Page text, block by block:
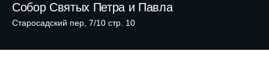
Собор Святых Петра и Павла
Старосадский пер, 7/10 стр. 10